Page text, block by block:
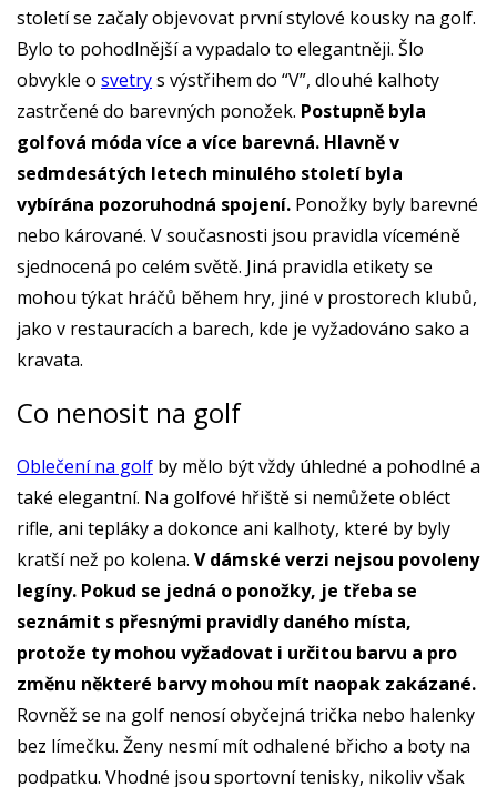
století se začaly objevovat první stylové kousky na golf.
Bylo to pohodlnější a vypadalo to elegantněji. Šlo
obvykle o svetrys výstřihem do “V”, dlouhé kalhoty
zastrčené do barevných ponožek. Postupně byla
golfová móda více a více barevná. Hlavně v
sedmdesátých letech minulého století byla
vybírána pozoruhodná spojení. Ponožky byly barevné
nebo kárované. V současnosti jsou pravidla víceméně
sjednocená po celém světě. Jiná pravidla etikety se
mohou týkat hráčů během hry, jiné v prostorech klubů,
jako v restauracích a barech, kde je vyžadováno sako a
kravata.
Co nenosit na golf
Oblečení na golf by mělo být vždy úhledné a pohodlné a
také elegantní. Na golfové hřiště si nemůžete obléct
rifle, ani tepláky a dokonce ani kalhoty, které by byly
kratší než po kolena. V dámské verzi nejsou povoleny
legíny. Pokud se jedná o ponožky, je třeba se
seznámit s přesnými pravidly daného místa,
protože ty mohou vyžadovat i určitou barvu a pro
změnu některé barvy mohou mít naopak zakázané.
Rovněž se na golf nenosí obyčejná trička nebo halenky
bez límečku. Ženy nesmí mít odhalené břicho a boty na
podpatku. Vhodné jsou sportovní tenisky, nikoliv však